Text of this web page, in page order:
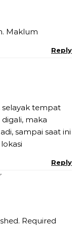
Maklum
Reply
selayak tempat
maka
sampai saat ini
Reply
Required